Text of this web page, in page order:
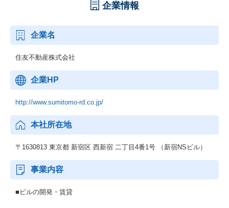
企業情報
企業名
住友不動産株式会社
企業HP
http://www.sumitomo-rd.co.jp/
本社所在地
〒1630813 東京都 新宿区 西新宿 二丁目4番1号 （新宿NSビル）
事業内容
■ビルの開発・賃貸